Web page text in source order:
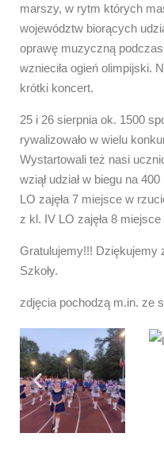
marszy, w rytm których
województw biorących
oprawę muzyczną
wznieciła ogień olimpijski.
krótki koncert.
25 i 26 sierpnia ok. 1500
rywalizowało w wielu
Wystartowali też nasi
wziął udział w biegu na
LO zajęła 7 miejsce w
z kl. IV LO zajęła 8 miejsce
Gratulujemy!!! Dziękujemy
Szkoły.
zdjęcia pochodzą m.in. ze